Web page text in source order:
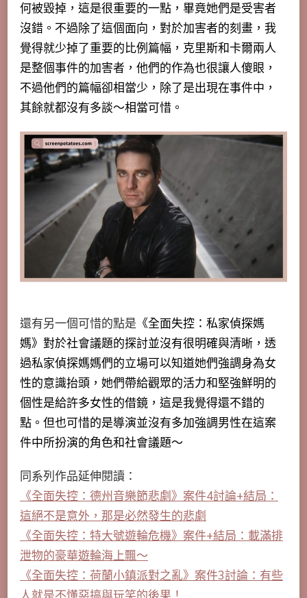
何被毀掉，這是很重要的一點，畢竟她們是受害者
沒錯。不過除了這個面向，對於加害者的刻畫，我
覺得就少掉了重要的比例篇幅，克里斯和卡爾兩人
是整個事件的加害者，他們的作為也很讓人傻眼，
不過他們的篇幅卻相當少，除了是出現在事件中，
其餘就都沒有多談～相當可惜。
還有另一個可惜的點是 《全面失控：私家偵探媽
媽》對於社會議題的探討並沒有很明確與清晰，透
過私家偵探媽媽們的立場可以知道她們強調身為女
性的意識抬頭，她們帶給觀眾的活力和堅強鮮明的
個性是給許多女性的借鏡，這是我覺得還不錯的
點。但也可惜的是導演並沒有多加強調男性在這案
件中所扮演的角色和社會議題～
同系列作品延伸閱讀：
《全面失控：德州音樂節悲劇》案件4討論+結局：
這絕不是意外，那是必然發生的悲劇
《全面失控：特大號遊輪危機》案件+結局：載滿排
泄物的豪華遊輪海上飄～
《全面失控：荷蘭小鎮派對之亂》案件3討論：有些